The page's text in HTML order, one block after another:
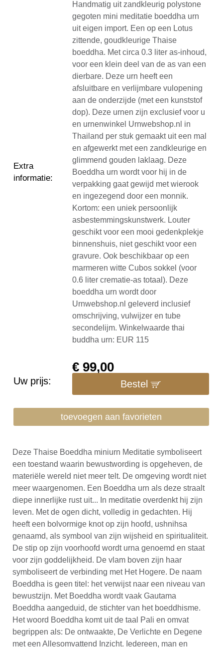
Extra
informatie:
Handmatig uit zandkleurig polystone
gegoten mini meditatie boeddha urn
uit eigen import. Een op een Lotus
zittende, goudkleurige Thaise
boeddha. Met circa 0.3 liter as-inhoud,
voor een klein deel van de as van een
dierbare. Deze urn heeft een
afsluitbare en verlijmbare vulopening
aan de onderzijde (met een kunststof
dop). Deze urnen zijn exclusief voor u
en urnenwinkel Urnwebshop.nl in
Thailand per stuk gemaakt uit een mal
en afgewerkt met een zandkleurige en
glimmend gouden laklaag. Deze
Boeddha urn wordt voor hij in de
verpakking gaat gewijd met wierook
en ingezegend door een monnik.
Kortom: een uniek persoonlijk
asbestemmingskunstwerk. Louter
geschikt voor een mooi gedenkplekje
binnenshuis, niet geschikt voor een
gravure. Ook beschikbaar op een
marmeren witte Cubos sokkel (voor
0.6 liter crematie-as totaal). Deze
boeddha urn wordt door
Urnwebshop.nl geleverd inclusief
omschrijving, vulwijzer en tube
secondelijm. Winkelwaarde thai
buddha urn: EUR 115
Uw prijs:
€ 99,00
Bestel
toevoegen aan favorieten
Deze Thaise Boeddha miniurn Meditatie symboliseert
een toestand waarin bewustwording is opgeheven, de
materiële wereld niet meer telt. De omgeving wordt niet
meer waargenomen. Een Boeddha urn als deze straalt
diepe innerlijke rust uit... In meditatie overdenkt hij zijn
leven. Met de ogen dicht, volledig in gedachten. Hij
heeft een bolvormige knot op zijn hoofd, ushnihsa
genaamd, als symbool van zijn wijsheid en spiritualiteit.
De stip op zijn voorhoofd wordt urna genoemd en staat
voor zijn goddelijkheid. De vlam boven zijn haar
symboliseert de verbinding met Het Hogere. De naam
Boeddha is geen titel: het verwijst naar een niveau van
bewustzijn. Met Boeddha wordt vaak Gautama
Boeddha aangeduid, de stichter van het boeddhisme.
Het woord Boeddha komt uit de taal Pali en omvat
begrippen als: De ontwaakte, De Verlichte en Degene
met een Allesomvattend Inzicht. Iedereen, man en